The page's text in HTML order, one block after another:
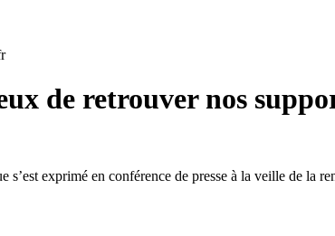
de retrouver nos
exprimé en conférence de presse à la veille de la